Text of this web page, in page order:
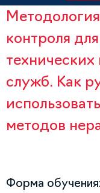
контроля
служб. Как
методов
Форма обучения: